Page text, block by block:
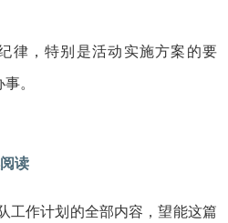
律，特别是活动实施方案的要
。
读
工作计划的全部内容，望能这篇